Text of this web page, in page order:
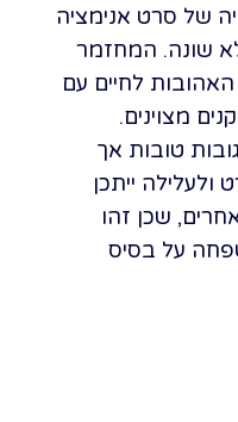
של סרט אנימציה
לא שונה. המחזמר
לחיים עם
מצוינים.
טובות אך
ייתכן
שכן זהו
על בסיס